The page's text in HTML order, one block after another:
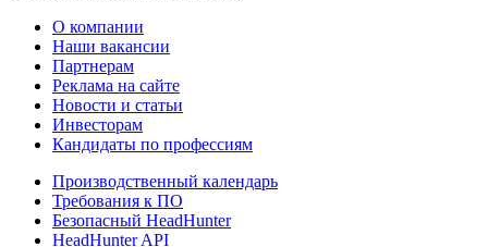
О компании
Наши вакансии
Партнерам
Реклама на сайте
Новости и статьи
Инвесторам
Кандидаты по профессиям
Производственный календарь
Требования к ПО
Безопасный HeadHunter
HeadHunter API